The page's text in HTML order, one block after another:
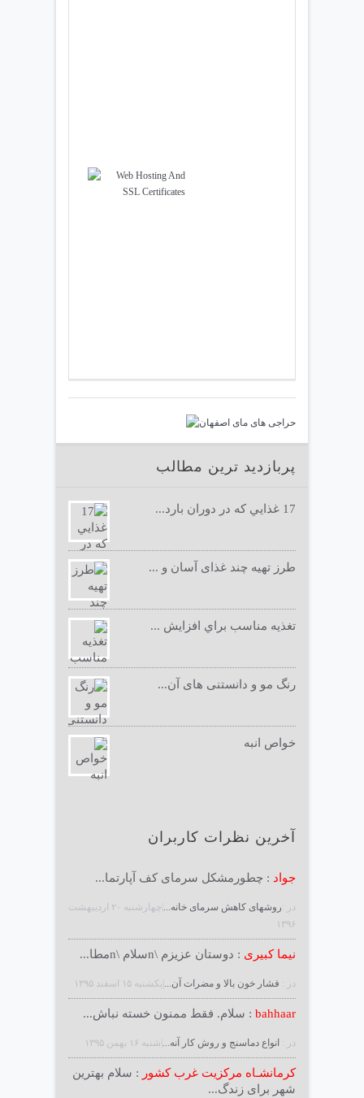
پربازدید ترین مطالب
17 غذايي كه در دوران بارد...
طرز تهیه چند غذای آسان و ...
تغذيه مناسب براي افزايش ...
رنگ مو و دانستنی های آن...
خواص انبه
آخرین نظرات کاربران
جواد : چطورمشکل سرمای کف آپارتما...
در :روشهای کاهش سرمای خانه...
|چهارشنبه ۲۰ ارديبهشت
۱۳۹۶
نیما کبیری : دوستان عزیزم \nسلام \nمطا...
در : فشار خون بالا و مضرات آن... |يكشنبه ۱۵ اسفند ۱۳۹۵
bahhaar : سلام. فقط ممنون خسته نباش...
در : انواع دماسنج و روش كار آنه... |شنبه ۱۶ بهمن ۱۳۹۵
کرمانشـاه مرکزیت غرب کشور : سلام بهترین
شهر برای زندگ...